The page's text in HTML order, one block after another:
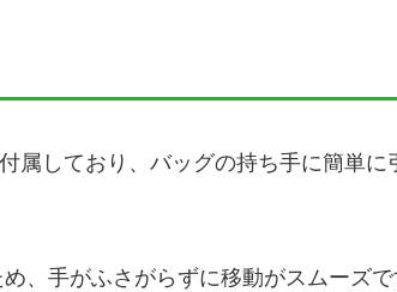
属しており、バッグの持ち手に簡単に
、手がふさがらずに移動がスムーズで